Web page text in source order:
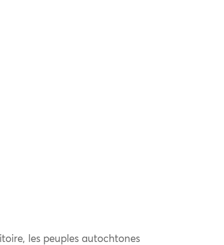
les peuples autochtones